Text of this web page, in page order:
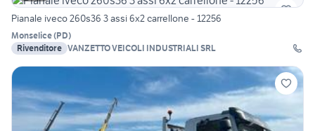
Pianale iveco 260s36 3 assi 6x2 carrellone - 12256
Monselice(PD)
Rivenditore VANZETTO VEICOLI INDUSTRIALI SRL